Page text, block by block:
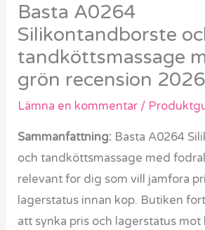
Basta A0264
Silikontandborste
tandköttsmassage
grön recension 2026
Lämna en kommentar /
Sammanfattning: Basta A0264
och tandköttsmassage med
relevant for dig som vill jamfora
lagerstatus innan kop. Butiken
att synka pris och lagerstatus